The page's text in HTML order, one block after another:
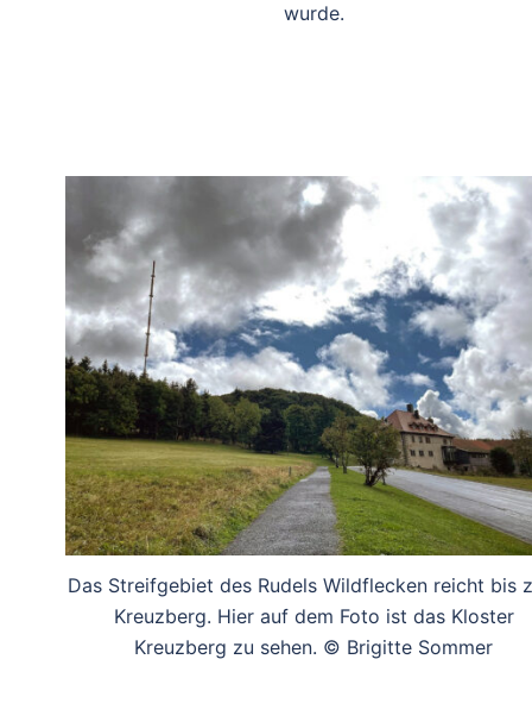
wurde.
Das Streifgebiet des Rudels Wildflecken reicht bis
Kreuzberg. Hier auf dem Foto ist das Kloster
Kreuzberg zu sehen. © Brigitte Sommer